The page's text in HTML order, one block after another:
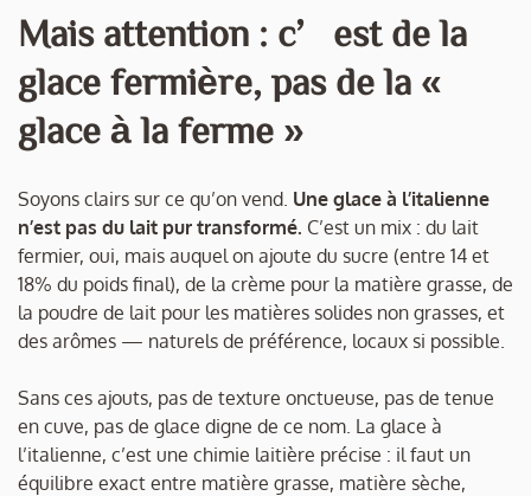
Mais attention : c’est de la
glace fermière, pas de la «
glace à la ferme »
Soyons clairs sur ce qu’on vend. Une glace à l’italienne
n’est pas du lait pur transformé. C’est un mix : du lait
fermier, oui, mais auquel on ajoute du sucre (entre 14 et
18% du poids final), de la crème pour la matière grasse, de
la poudre de lait pour les matières solides non grasses, et
des arômes — naturels de préférence, locaux si possible.
Sans ces ajouts, pas de texture onctueuse, pas de tenue
en cuve, pas de glace digne de ce nom. La glace à
l’italienne, c’est une chimie laitière précise : il faut un
équilibre exact entre matière grasse, matière sèche,